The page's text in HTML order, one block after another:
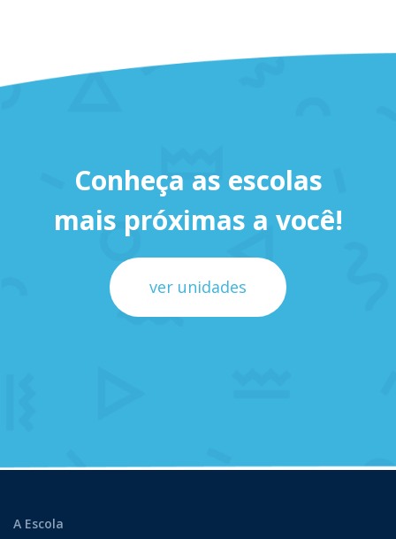
Conheça as escolas
mais próximas a você!
ver unidades
A Escola